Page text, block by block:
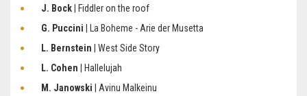
J. Bock | Fiddler on the roof
G. Puccini | La Boheme - Arie der Musetta
L. Bernstein | West Side Story
L. Cohen | Hallelujah
M. Janowski | Avinu Malkeinu